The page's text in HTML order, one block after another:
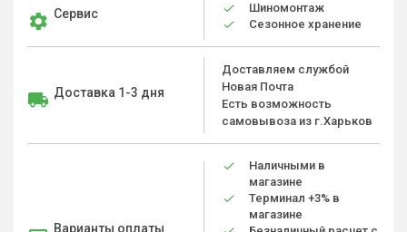
Сервис
Шиномонтаж
Сезонное хранение
Доставка 1-3 дня
Доставляем службой
Новая Почта
Есть возможность
самовывоза из г.Харьков
Варианты оплаты
Наличными в
магазине
Терминал +3% в
магазине